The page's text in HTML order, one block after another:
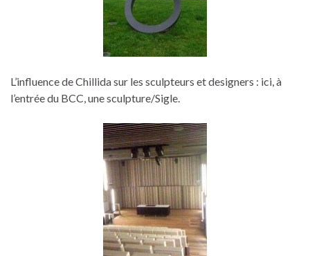
L’influence de Chillida sur les sculpteurs et designers : ici, à
l’entrée du BCC, une sculpture/Sigle.